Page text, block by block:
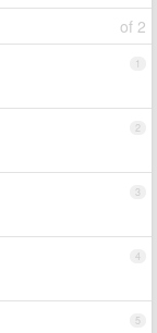
of 2
1
2
3
4
5